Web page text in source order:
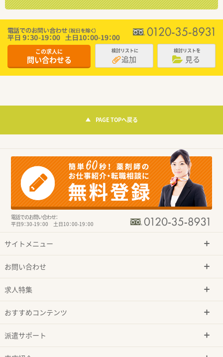
この求人に
問い合わせる
検討リストに
追加
検討リストを
見る
PAGE TOPへ戻る
電話でのお問い合わせ：
平日9：30-19：00 土日10：00-19：00
サイトメニュー
お問い合わせ
求人特集
おすすめコンテンツ
派遣サポート